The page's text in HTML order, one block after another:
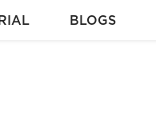
BLOGS